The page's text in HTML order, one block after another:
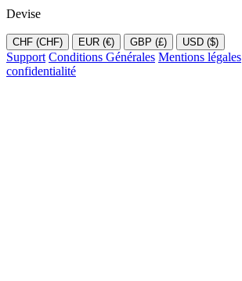
Devise
CHF (CHF) EUR (€) GBP (£) USD ($)
Support Conditions Générales Mentions légales
confidentialité